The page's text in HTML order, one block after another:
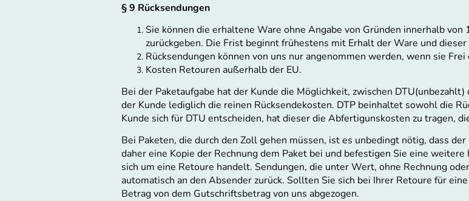
§ 9 Rücksendungen
Sie können die erhaltene Ware ohne Angabe von Gründen innerhalb von
zurückgeben. Die Frist beginnt frühestens mit Erhalt der Ware und
Rücksendungen können von uns nur angenommen werden, wenn sie Frei
Kosten Retouren außerhalb der EU.
Bei der Paketaufgabe hat der Kunde die Möglichkeit, zwischen
der Kunde lediglich die reinen Rücksendekosten. DTP beinhaltet sowohl die
Kunde sich für DTU entscheiden, hat dieser die Abfertigunskosten zu tragen,
Bei Paketen, die durch den Zoll gehen müssen, ist es unbedingt nötig, dass
daher eine Kopie der Rechnung dem Paket bei und befestigen Sie eine
sich um eine Retoure handelt. Sendungen, die unter Wert, ohne Rechnung
automatisch an den Absender zurück. Sollten Sie sich bei Ihrer Retoure für
Betrag von dem Gutschriftsbetrag von uns abgezogen.